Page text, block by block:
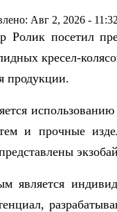
Авг 2, 2026 - 11:32
Ролик посетил
кресел-
продукции.
и прочные
является